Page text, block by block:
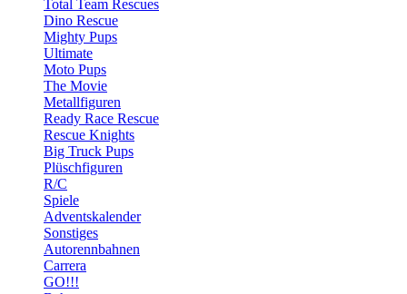
Total Team Rescues
Dino Rescue
Mighty Pups
Ultimate
Moto Pups
The Movie
Metallfiguren
Ready Race Rescue
Rescue Knights
Big Truck Pups
Plüschfiguren
R/C
Spiele
Adventskalender
Sonstiges
Autorennbahnen
Carrera
GO!!!